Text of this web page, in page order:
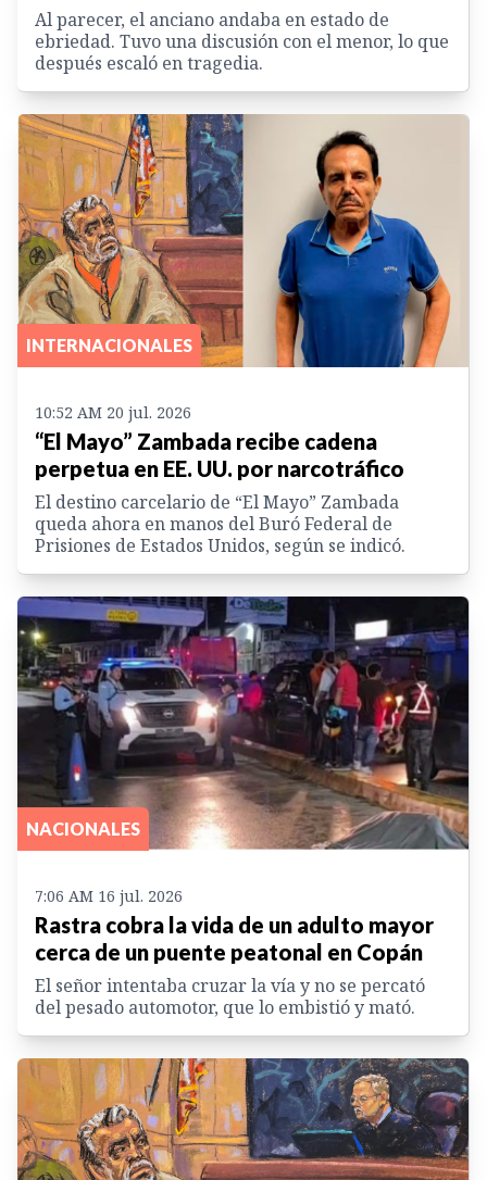
Al parecer, el anciano andaba en estado de
ebriedad. Tuvo una discusión con el menor, lo que
después escaló en tragedia.
INTERNACIONALES
10:52 AM 20 jul. 2026
“El Mayo” Zambada recibe cadena
perpetua en EE. UU. por narcotráfico
El destino carcelario de “El Mayo” Zambada
queda ahora en manos del Buró Federal de
Prisiones de Estados Unidos, según se indicó.
NACIONALES
7:06 AM 16 jul. 2026
Rastra cobra la vida de un adulto mayor
cerca de un puente peatonal en Copán
El señor intentaba cruzar la vía y no se percató
del pesado automotor, que lo embistió y mató.